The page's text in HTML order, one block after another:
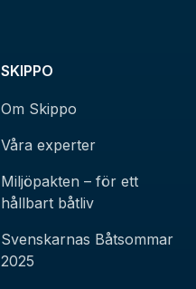
SKIPPO
Om Skippo
Våra experter
Miljöpakten – för ett
hållbart båtliv
Svenskarnas Båtsommar
2025